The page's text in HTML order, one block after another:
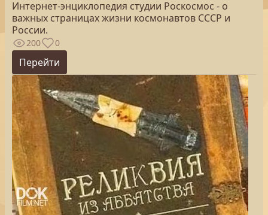
Интернет-энциклопедия студии Роскосмос - о
важных страницах жизни космонавтов СССР и
России.
200 0
Перейти